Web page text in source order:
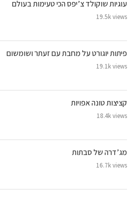
עוגיות שוקולד צ’יפס הכי טעימות בעולם
19.5k views
פיתות יוגורט על מחבת עם זעתר ושומשום
19.1k views
קציצות טונה אפויות
18.4k views
מג’דרה של סבתות
16.7k views